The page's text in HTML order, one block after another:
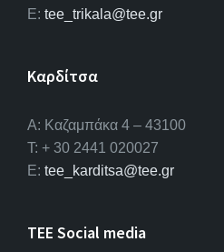
E: tee_trikala@tee.gr
Καρδίτσα
Α: Καζαμπάκα 4 – 43100
T: + 30 2441 020027
E: tee_karditsa@tee.gr
TEE Social media